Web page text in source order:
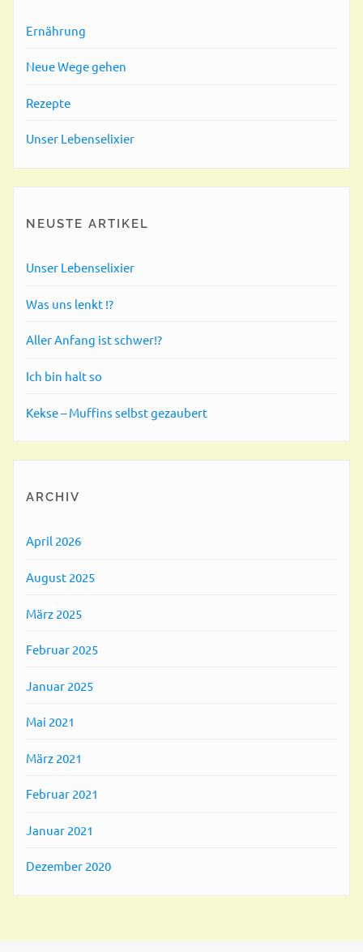
Ernährung
Neue Wege gehen
Rezepte
Unser Lebenselixier
NEUSTE ARTIKEL
Unser Lebenselixier
Was uns lenkt !?
Aller Anfang ist schwer!?
Ich bin halt so
Kekse – Muffins selbst gezaubert
ARCHIV
April 2026
August 2025
März 2025
Februar 2025
Januar 2025
Mai 2021
März 2021
Februar 2021
Januar 2021
Dezember 2020